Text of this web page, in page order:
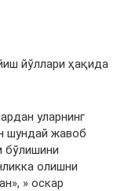
йўллари ҳақида
уларнинг
шундай жавоб
бўлишини
олишни
» оскар